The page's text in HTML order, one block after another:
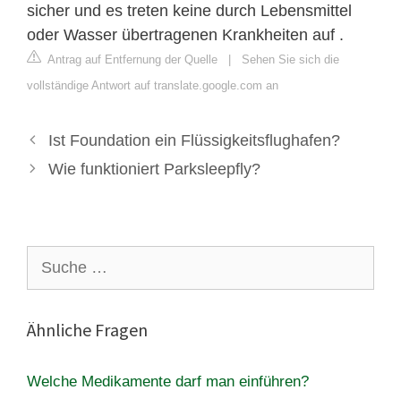
sicher und es treten keine durch Lebensmittel
oder Wasser übertragenen Krankheiten auf .
Antrag auf Entfernung der Quelle | Sehen Sie sich die
vollständige Antwort auf translate.google.com an
Ist Foundation ein Flüssigkeitsflughafen?
Wie funktioniert Parksleepfly?
nach:
Ähnliche Fragen
Welche Medikamente darf man einführen?